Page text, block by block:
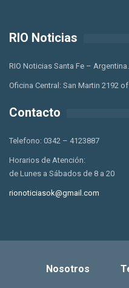
RIO Noticias
RIO Noticias Santa Fe –
Oficina Central: San Martin 2192
Contacto
Telefono: 0342 – 4123887
Horarios de Atención:
de Lunes a Sábados de 8 a 20
rionoticiasok@gmail.com
Nosotros